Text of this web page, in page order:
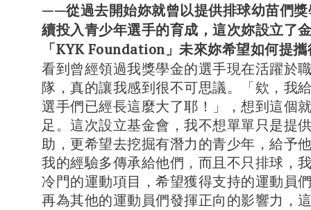
——從過去開始妳就曾以提供排球幼苗們
續投入青少年選手的育成，這次妳設立了
「KYK Foundation」未來妳希望如何提
看到曾經領過我獎學金的選手現在活躍於
隊，真的讓我感到很不可思議。「欸，我
選手們已經長這麼大了耶！」，想到這個
足。這次設立基金會，我不想單單只是提
助，更希望去挖掘有潛力的青少年，給予
我的經驗多傳承給他們，而且不只排球，
冷門的運動項目，希望獲得支持的運動員
再為其他的運動員們發揮正向的影響力，